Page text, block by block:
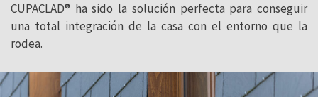
CUPACLAD® ha sido la solución perfecta para conseguir
una total integración de la casa con el entorno que la
rodea.